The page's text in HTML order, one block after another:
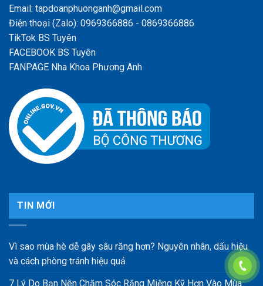
Email: tapdoanphuonganh@gmail.com
Điện thoại (Zalo): 0969366886 - 0869366886
TikTok BS Tuyên
FACEBOOK BS Tuyên
FANPAGE Nha Khoa Phương Anh
TIN MỚI
Vì sao mùa hè dễ gây sâu răng hơn? Nguyên nhân, dấu hiệu
và cách phòng tránh hiệu quả
7 Lý Do Bạn Nên Chăm Sóc Răng Miệng Kỹ Hơn Vào Mùa